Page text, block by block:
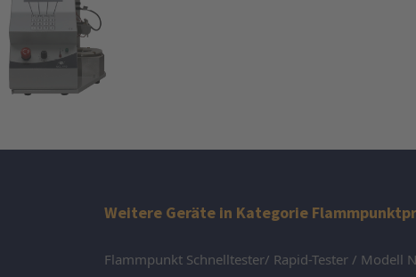
Weitere Geräte in Kategorie
Flammpunkt Schnelltester/ Rapid-Tester / Modell